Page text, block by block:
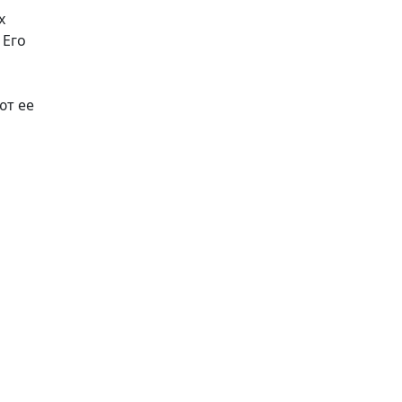
ее